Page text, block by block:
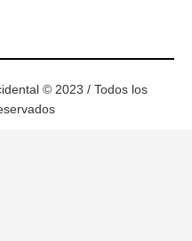
© 2023 / Todos los